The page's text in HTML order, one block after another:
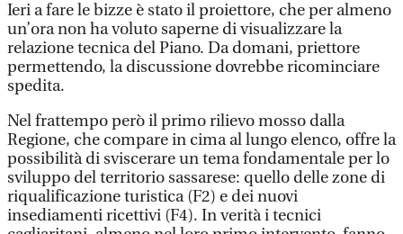
Ieri a fare le bizze è stato il proiettore, che per almeno
un’ora non ha voluto saperne di visualizzare la
relazione tecnica del Piano. Da domani, priettore
permettendo, la discussione dovrebbe ricominciare
spedita.
Nel frattempo però il primo rilievo mosso dalla
Regione, che compare in cima al lungo elenco, offre la
possibilità di sviscerare un tema fondamentale per lo
sviluppo del territorio sassarese: quello delle zone di
riqualificazione turistica (F2) e dei nuovi
insediamenti ricettivi (F4). In verità i tecnici